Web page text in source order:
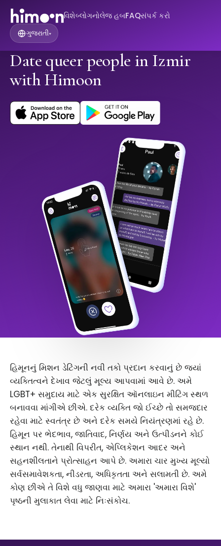
વિશેબ્લોગનોલેજ હબFAQસંપર્ક કરો
ગુજરાતી▾
Date queer people in Izmir
with Himoon
હિમૂનનું મિશન ડેટિંગની નવી તકો પ્રદાન કરવાનું છે જ્યાં
વ્યક્તિત્વને દેખાવ જેટલું મૂલ્ય આપવામાં આવે છે. અમે
LGBT+ સમુદાય માટે એક સુરક્ષિત ઑનલાઇન મીટિંગ સ્થળ
બનાવવા માંગીએ છીએ. દરેક વ્યક્તિ જો ઈચ્છે તો સમજદાર
રહેવા માટે સ્વતંત્ર છે અને દરેક સમયે નિયંત્રણમાં રહે છે.
હિમૂન પર ભેદભાવ, જાતિવાદ, નિર્ણય અને ઉત્પીડનને કોઈ
સ્થાન નથી. તેનાથી વિપરીત, એપ્લિકેશન આદર અને
સહનશીલતાને પ્રોત્સાહન આપે છે. અમારા ચાર મુખ્ય મૂલ્યો
સર્વસમાવેશકતા, નીડરતા, અધિકૃતતા અને સલામતી છે. અમે
કોણ છીએ તે વિશે વધુ જાણવા માટે અમારા 'અમારા વિશે'
પૃષ્ઠની મુલાકાત લેવા માટે નિઃસંકોચ.